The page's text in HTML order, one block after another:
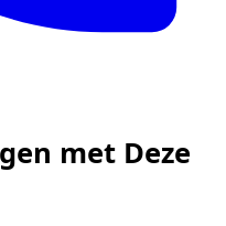
met Deze